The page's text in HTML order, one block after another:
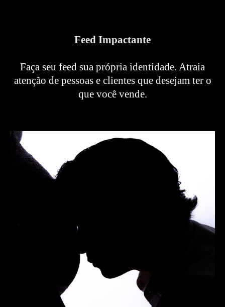
Feed Impactante
Faça seu feed sua própria identidade. Atraia
atenção de pessoas e clientes que desejam ter o
que você vende.